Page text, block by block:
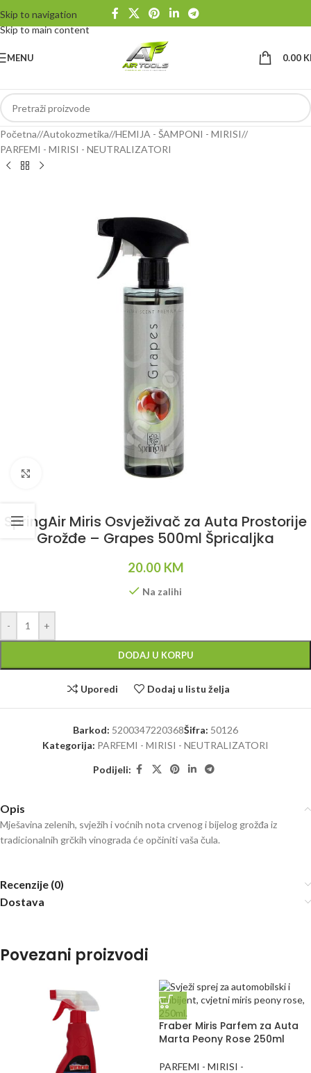
Skip to navigation
Skip to main content
MENU 0.00
Početna/ Autokozmetika/ HEMIJA - ŠAMPONI - MIRISI/
PARFEMI - MIRISI - NEUTRALIZATORI
SpringAir Miris Osvježivač za Auta Prostorije
Grožđe – Grapes 500ml Špricaljka
20.00 KM
Na zalihi
- +
DODAJ U KORPU
Uporedi Dodaj u listu želja
Barkod: 5200347220368Šifra: 50126
Kategorija: PARFEMI - MIRISI - NEUTRALIZATORI
Podijeli:
Opis
Mješavina zelenih, svježih i voćnih nota crvenog i bijelog grožđa iz
tradicionalnih grčkih vinograda će opčiniti vaša čula.
Recenzije (0)
Dostava
Povezani proizvodi
Fraber Miris Parfem za Auta
Marta Peony Rose 250ml
PARFEMI - MIRISI -